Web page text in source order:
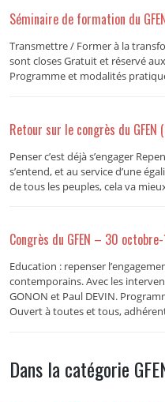
Séminaire de formation du
Transmettre / Former à la
sont closes Gratuit et réservé
Programme et modalités
Retour sur le congrès du
Penser c’est déjà s’engager
s’entend, et au service d’une
de tous les peuples, cela va
Congrès du GFEN – 30
Education : repenser
contemporains. Avec les
GONON et Paul DEVIN.
Ouvert à toutes et tous,
Dans la catégorie